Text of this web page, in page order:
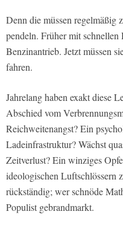
Denn die müssen regelmäßig
pendeln. Früher mit
Benzinantrieb. Jetzt müssen
fahren.
Jahrelang haben exakt diese
Abschied vom
Reichweitenangst? Ein
Ladeinfrastruktur? Wächst
Zeitverlust? Ein winziges
ideologischen Luftschlössern
rückständig; wer schnöde
Populist gebrandmarkt.